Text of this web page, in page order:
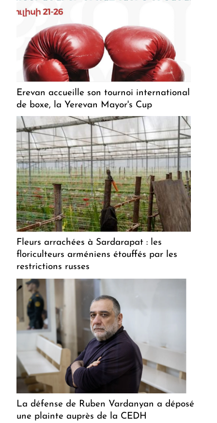
Erevan accueille son tournoi international
de boxe, la Yerevan Mayor's Cup
Fleurs arrachées à Sardarapat : les
floriculteurs arméniens étouffés par les
restrictions russes
La défense de Ruben Vardanyan a déposé
une plainte auprès de la CEDH